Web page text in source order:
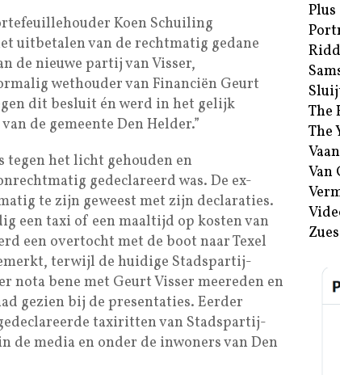
Koen Schuiling
uitbetalen van de rechtmatig gedane
de nieuwe partij van Visser,
wethouder van Financiën Geurt
dit besluit én werd in het gelijk
de gemeente Den Helder.”
tegen het licht gehouden en
gedeclareerd was. De ex-
te zijn geweest met zijn declaraties.
een taxi of een maaltijd op kosten van
een overtocht met de boot naar Texel
terwijl de huidige Stadspartij-
nota bene met Geurt Visser meereden en
gezien bij de presentaties. Eerder
taxiritten van Stadspartij-
de media en onder de inwoners van Den
Plus
The
The
Van